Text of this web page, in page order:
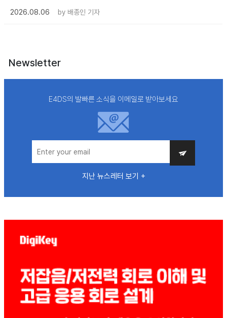
2026.08.06
by 배종인 기자
Newsletter
E4DS의 발빠른 소식을 이메일로 받아보세요
지난 뉴스레터 보기 +